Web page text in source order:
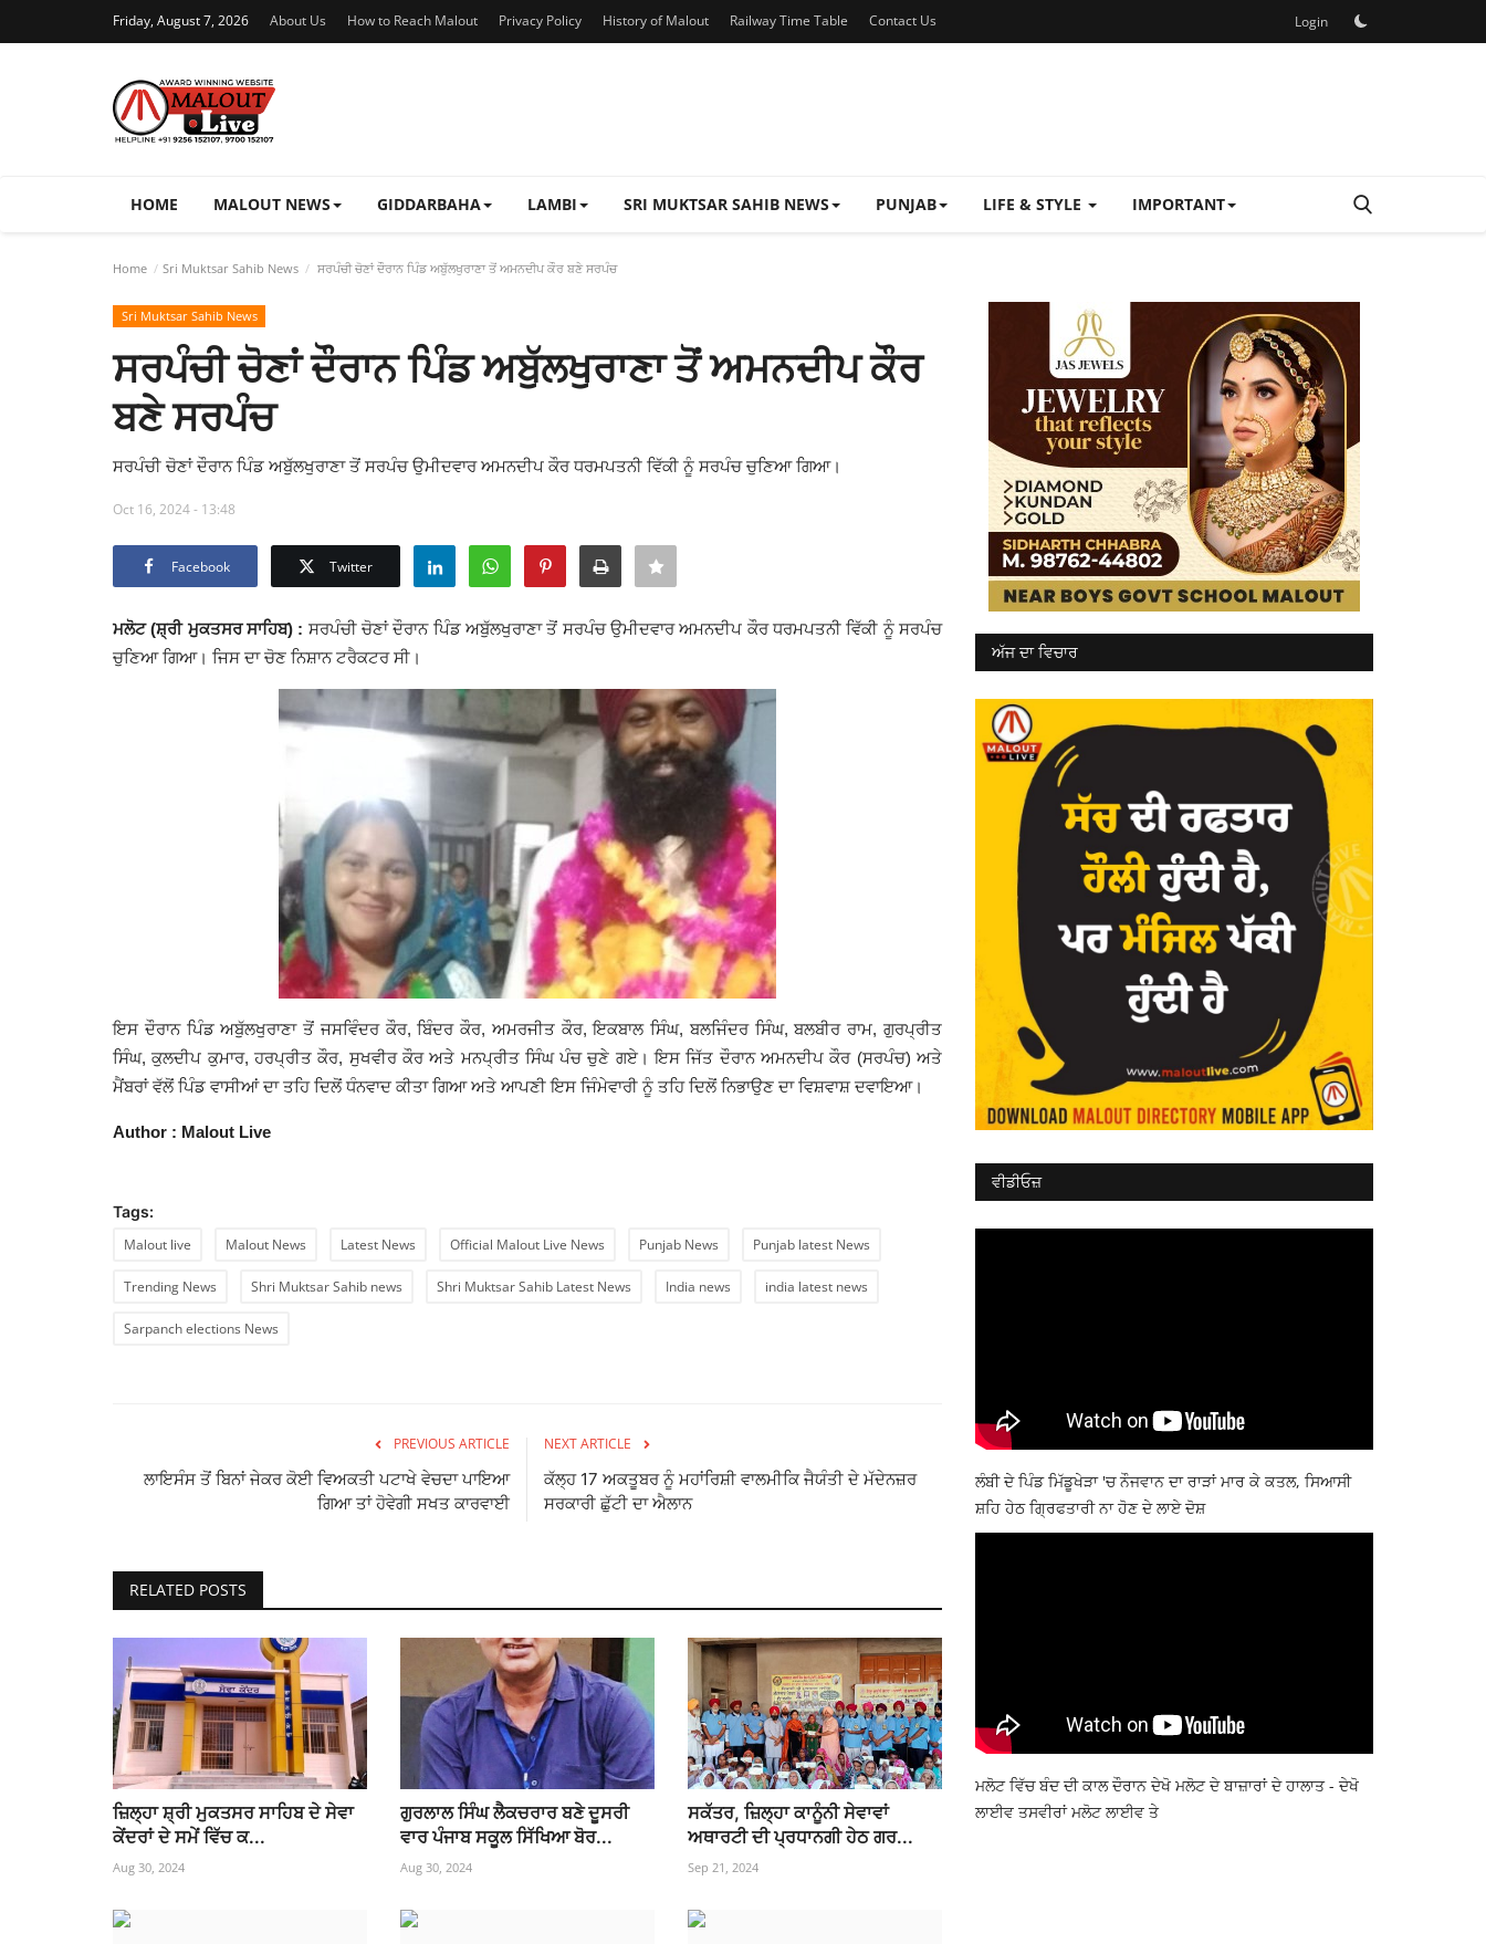
Friday, August 7, 2026 About Us How to Reach Malout Privacy Policy History of Malout Railway Time Table Contact Us Login
HOME MALOUT NEWS GIDDARBAHA LAMBI SRI MUKTSAR SAHIB NEWS PUNJAB LIFE & STYLE IMPORTANT
Home Sri Muktsar Sahib News ਸਰਪੰਚੀ ਚੋਣਾਂ ਦੌਰਾਨ ਪਿੰਡ ਅਬੁੱਲਖੁਰਾਣਾ ਤੋਂ ਅਮਨਦੀਪ ਕੌਰ ਬਣੇ ਸਰਪੰਚ
Sri Muktsar Sahib News
ਸਰਪੰਚੀ ਚੋਣਾਂ ਦੌਰਾਨ ਪਿੰਡ ਅਬੁੱਲਖੁਰਾਣਾ ਤੋਂ ਅਮਨਦੀਪ ਕੌਰ
ਬਣੇ ਸਰਪੰਚ
ਸਰਪੰਚੀ ਚੋਣਾਂ ਦੌਰਾਨ ਪਿੰਡ ਅਬੁੱਲਖੁਰਾਣਾ ਤੋਂ ਸਰਪੰਚ ਉਮੀਦਵਾਰ ਅਮਨਦੀਪ ਕੌਰ ਧਰਮਪਤਨੀ ਵਿੱਕੀ ਨੂੰ ਸਰਪੰਚ ਚੁਣਿਆ ਗਿਆ।
Oct 16, 2024 - 13:48
Facebook Twitter
ਮਲੋਟ (ਸ਼੍ਰੀ ਮੁਕਤਸਰ ਸਾਹਿਬ) : ਸਰਪੰਚੀ ਚੋਣਾਂ ਦੌਰਾਨ ਪਿੰਡ ਅਬੁੱਲਖੁਰਾਣਾ ਤੋਂ ਸਰਪੰਚ ਉਮੀਦਵਾਰ ਅਮਨਦੀਪ ਕੌਰ ਧਰਮਪਤਨੀ ਵਿੱਕੀ ਨੂੰ ਸਰਪੰਚ
ਚੁਣਿਆ ਗਿਆ। ਜਿਸ ਦਾ ਚੋਣ ਨਿਸ਼ਾਨ ਟਰੈਕਟਰ ਸੀ।
ਇਸ ਦੌਰਾਨ ਪਿੰਡ ਅਬੁੱਲਖੁਰਾਣਾ ਤੋਂ ਜਸਵਿੰਦਰ ਕੌਰ, ਬਿੰਦਰ ਕੌਰ, ਅਮਰਜੀਤ ਕੌਰ, ਇਕਬਾਲ ਸਿੰਘ, ਬਲਜਿੰਦਰ ਸਿੰਘ, ਬਲਬੀਰ ਰਾਮ, ਗੁਰਪ੍ਰੀਤ
ਸਿੰਘ, ਕੁਲਦੀਪ ਕੁਮਾਰ, ਹਰਪ੍ਰੀਤ ਕੌਰ, ਸੁਖਵੀਰ ਕੌਰ ਅਤੇ ਮਨਪ੍ਰੀਤ ਸਿੰਘ ਪੰਚ ਚੁਣੇ ਗਏ। ਇਸ ਜਿੱਤ ਦੌਰਾਨ ਅਮਨਦੀਪ ਕੌਰ (ਸਰਪੰਚ) ਅਤੇ
ਮੈਂਬਰਾਂ ਵੱਲੋਂ ਪਿੰਡ ਵਾਸੀਆਂ ਦਾ ਤਹਿ ਦਿਲੋਂ ਧੰਨਵਾਦ ਕੀਤਾ ਗਿਆ ਅਤੇ ਆਪਣੀ ਇਸ ਜਿੰਮੇਵਾਰੀ ਨੂੰ ਤਹਿ ਦਿਲੋਂ ਨਿਭਾਉਣ ਦਾ ਵਿਸ਼ਵਾਸ਼ ਦਵਾਇਆ।
Author : Malout Live
Tags:
Malout live
Malout News Latest News Official Malout Live News Punjab News Punjab latest News
Trending News Shri Muktsar Sahib news Shri Muktsar Sahib Latest News India news india latest news
Sarpanch elections News
PREVIOUS ARTICLE
ਲਾਇਸੰਸ ਤੋਂ ਬਿਨਾਂ ਜੇਕਰ ਕੋਈ ਵਿਅਕਤੀ ਪਟਾਖੇ ਵੇਚਦਾ ਪਾਇਆ
ਗਿਆ ਤਾਂ ਹੋਵੇਗੀ ਸਖਤ ਕਾਰਵਾਈ
NEXT ARTICLE
ਕੱਲ੍ਹ 17 ਅਕਤੂਬਰ ਨੂੰ ਮਹਾਂਰਿਸ਼ੀ ਵਾਲਮੀਕਿ ਜੈਯੰਤੀ ਦੇ ਮੱਦੇਨਜ਼ਰ
ਸਰਕਾਰੀ ਛੁੱਟੀ ਦਾ ਐਲਾਨ
RELATED POSTS
ਜ਼ਿਲ੍ਹਾ ਸ਼੍ਰੀ ਮੁਕਤਸਰ ਸਾਹਿਬ ਦੇ ਸੇਵਾ
ਕੇਂਦਰਾਂ ਦੇ ਸਮੇਂ ਵਿੱਚ ਕ...
Aug 30, 2024
ਗੁਰਲਾਲ ਸਿੰਘ ਲੈਕਚਰਾਰ ਬਣੇ ਦੂਸਰੀ
ਵਾਰ ਪੰਜਾਬ ਸਕੂਲ ਸਿੱਖਿਆ ਬੋਰ...
Aug 30, 2024
ਸਕੱਤਰ, ਜ਼ਿਲ੍ਹਾ ਕਾਨੂੰਨੀ ਸੇਵਾਵਾਂ
ਅਥਾਰਟੀ ਦੀ ਪ੍ਰਧਾਨਗੀ ਹੇਠ ਗਰ...
Sep 21, 2024
ਅੱਜ ਦਾ ਵਿਚਾਰ
ਵੀਡੀਓਜ਼
ਲੰਬੀ ਦੇ ਪਿੰਡ ਮਿੱਡੂਖੇੜਾ 'ਚ ਨੌਜਵਾਨ ਦਾ ਰਾੜਾਂ ਮਾਰ ਕੇ ਕਤਲ, ਸਿਆਸੀ
ਸ਼ਹਿ ਹੇਠ ਗ੍ਰਿਫਤਾਰੀ ਨਾ ਹੋਣ ਦੇ ਲਾਏ ਦੋਸ਼
ਮਲੋਟ ਵਿੱਚ ਬੰਦ ਦੀ ਕਾਲ ਦੌਰਾਨ ਦੇਖੋ ਮਲੋਟ ਦੇ ਬਾਜ਼ਾਰਾਂ ਦੇ ਹਾਲਾਤ - ਦੇਖੋ
ਲਾਈਵ ਤਸਵੀਰਾਂ ਮਲੋਟ ਲਾਈਵ ਤੇ